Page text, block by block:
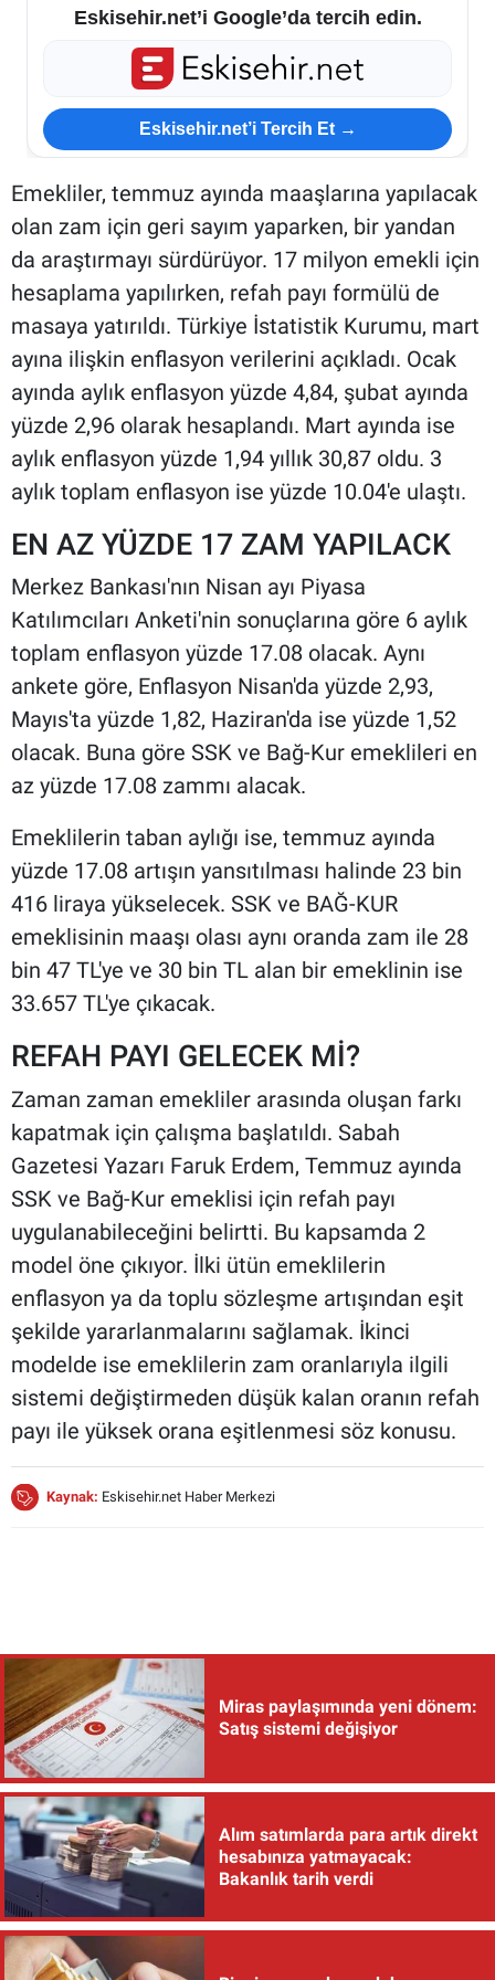
Eskisehir.net’i Google’da tercih edin.
Eskisehir.net’i Tercih Et →
Emekliler, temmuz ayında maaşlarına yapılacak
olan zam için geri sayım yaparken, bir yandan
da araştırmayı sürdürüyor. 17 milyon emekli için
hesaplama yapılırken, refah payı formülü de
masaya yatırıldı. Türkiye İstatistik Kurumu, mart
ayına ilişkin enflasyon verilerini açıkladı. Ocak
ayında aylık enflasyon yüzde 4,84, şubat ayında
yüzde 2,96 olarak hesaplandı. Mart ayında ise
aylık enflasyon yüzde 1,94 yıllık 30,87 oldu. 3
aylık toplam enflasyon ise yüzde 10.04'e ulaştı.
EN AZ YÜZDE 17 ZAM YAPILACK
Merkez Bankası'nın Nisan ayı Piyasa
Katılımcıları Anketi'nin sonuçlarına göre 6 aylık
toplam enflasyon yüzde 17.08 olacak. Aynı
ankete göre, Enflasyon Nisan'da yüzde 2,93,
Mayıs'ta yüzde 1,82, Haziran'da ise yüzde 1,52
olacak. Buna göre SSK ve Bağ-Kur emeklileri en
az yüzde 17.08 zammı alacak.
Emeklilerin taban aylığı ise, temmuz ayında
yüzde 17.08 artışın yansıtılması halinde 23 bin
416 liraya yükselecek. SSK ve BAĞ-KUR
emeklisinin maaşı olası aynı oranda zam ile 28
bin 47 TL'ye ve 30 bin TL alan bir emeklinin ise
33.657 TL'ye çıkacak.
REFAH PAYI GELECEK Mİ?
Zaman zaman emekliler arasında oluşan farkı
kapatmak için çalışma başlatıldı. Sabah
Gazetesi Yazarı Faruk Erdem, Temmuz ayında
SSK ve Bağ-Kur emeklisi için refah payı
uygulanabileceğini belirtti. Bu kapsamda 2
model öne çıkıyor. İlki ütün emeklilerin
enflasyon ya da toplu sözleşme artışından eşit
şekilde yararlanmalarını sağlamak. İkinci
modelde ise emeklilerin zam oranlarıyla ilgili
sistemi değiştirmeden düşük kalan oranın refah
payı ile yüksek orana eşitlenmesi söz konusu.
Kaynak: Eskisehir.net Haber Merkezi
Miras paylaşımında yeni dönem:
Satış sistemi değişiyor
Alım satımlarda para artık direkt
hesabınıza yatmayacak:
Bakanlık tarih verdi